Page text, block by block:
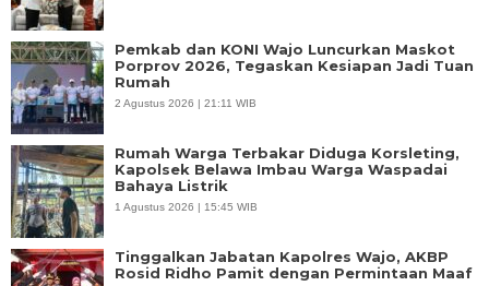
Pemkab dan KONI Wajo Luncurkan Maskot
Porprov 2026, Tegaskan Kesiapan Jadi Tuan
Rumah
2 Agustus 2026 | 21:11 WIB
Rumah Warga Terbakar Diduga Korsleting,
Kapolsek Belawa Imbau Warga Waspadai
Bahaya Listrik
1 Agustus 2026 | 15:45 WIB
Tinggalkan Jabatan Kapolres Wajo, AKBP
Rosid Ridho Pamit dengan Permintaan Maaf